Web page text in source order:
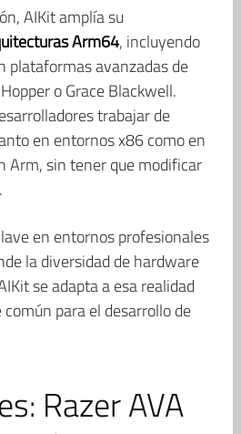
AIKit amplía su
Arm64, incluyendo
plataformas avanzadas de
o Grace Blackwell.
trabajar de
en entornos x86 como en
Arm, sin tener que modificar
en entornos profesionales
la diversidad de hardware
se adapta a esa realidad
para el desarrollo de
Razer AVA